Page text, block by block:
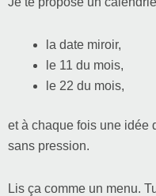
la date miroir,
le 11 du mois,
le 22 du mois,
et à chaque fois une idée
sans pression.
Lis ça comme un menu.